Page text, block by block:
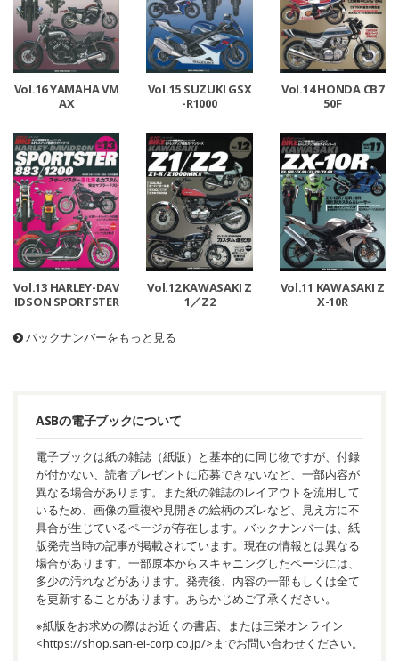
Vol.16 YAMAHA VM
AX
Vol.15 SUZUKI GSX
-R1000
Vol.14 HONDA CB7
50F
Vol.13 HARLEY-DAV
IDSON SPORTSTER
Vol.12 KAWASAKI Z
1／Z2
Vol.11 KAWASAKI Z
X-10R
バックナンバーをもっと見る
ASBの電子ブックについて
電子ブックは紙の雑誌（紙版）と基本的に同じ物ですが、付録
が付かない、読者プレゼントに応募できないなど、一部内容が
異なる場合があります。また紙の雑誌のレイアウトを流用して
いるため、画像の重複や見開きの絵柄のズレなど、見え方に不
具合が生じているページが存在します。バックナンバーは、紙
版発売当時の記事が掲載されています。現在の情報とは異なる
場合があります。一部原本からスキャニングしたページには、
多少の汚れなどがあります。発売後、内容の一部もしくは全て
を更新することがあります。あらかじめご了承ください。
※紙版をお求めの際はお近くの書店、または三栄オンライン
<https://shop.san-ei-corp.co.jp/>までお問い合わせください。